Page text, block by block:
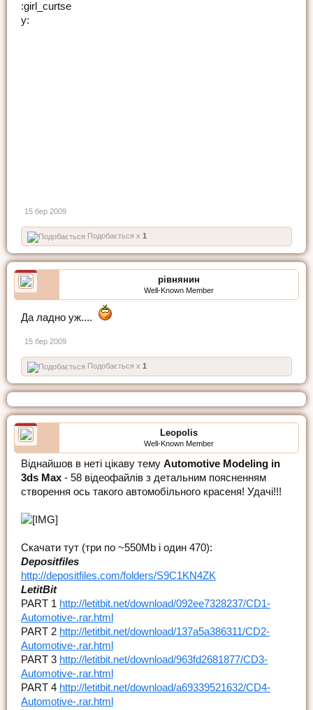
:girl_curtse
y:
15 бер 2009
Подобається x 1
рівнянин
Well-Known Member
Да ладно уж....
15 бер 2009
Подобається x 1
Leopolis
Well-Known Member
Віднайшов в неті цікаву тему Automotive Modeling in
3ds Max - 58 відеофайлів з детальним поясненням
створення ось такого автомобільного красеня! Удачі!!!
Скачати тут (три по ~550Mb і один 470):
Depositfiles
http://depositfiles.com/folders/S9C1KN4ZK
LetitBit
PART 1 http://letitbit.net/download/092ee7328237/CD1-
Automotive-.rar.html
PART 2 http://letitbit.net/download/137a5a386311/CD2-
Automotive-.rar.html
PART 3 http://letitbit.net/download/963fd2681877/CD3-
Automotive-.rar.html
PART 4 http://letitbit.net/download/a69339521632/CD4-
Automotive-.rar.html